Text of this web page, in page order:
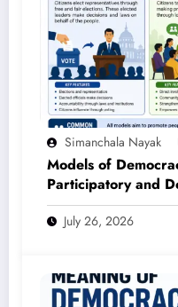
Simanchala Nayak
Models of
Participatory and
– Complete Notes
Honours (NEP 2020)
July 26, 2026